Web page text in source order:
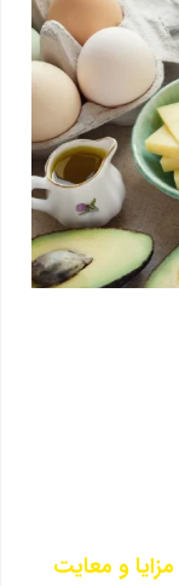
و معایت